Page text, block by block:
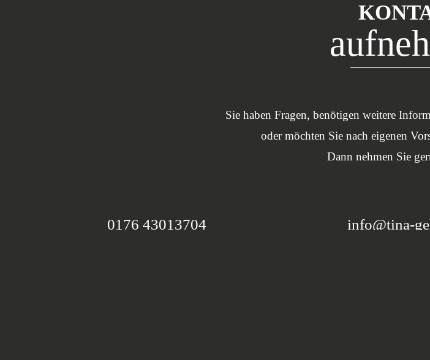
Sie haben Fragen, benötigen weitere
oder möchten Sie nach eigenen
Dann nehmen Sie
0176 43013704 info@tina-